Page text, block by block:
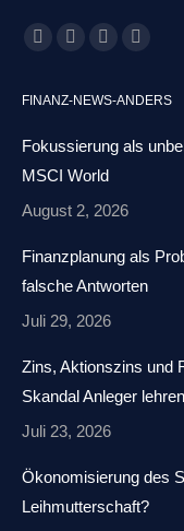
Finden Sie uns auf:
opensopensopenspage
FINANZ-NEWS-ANDERS
Fokussierung als
MSCI World
August 2, 2026
Finanzplanung als
falsche Antworten
Juli 29, 2026
Zins, Aktionszins und
Skandal Anleger
Juli 23, 2026
Ökonomisierung des
Leihmutterschaft?